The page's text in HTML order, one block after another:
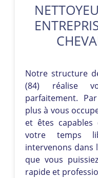
Notre structure
(84) réalise
parfaitement.
plus à vous
et êtes
votre temps
intervenons dans
que vous
rapide et